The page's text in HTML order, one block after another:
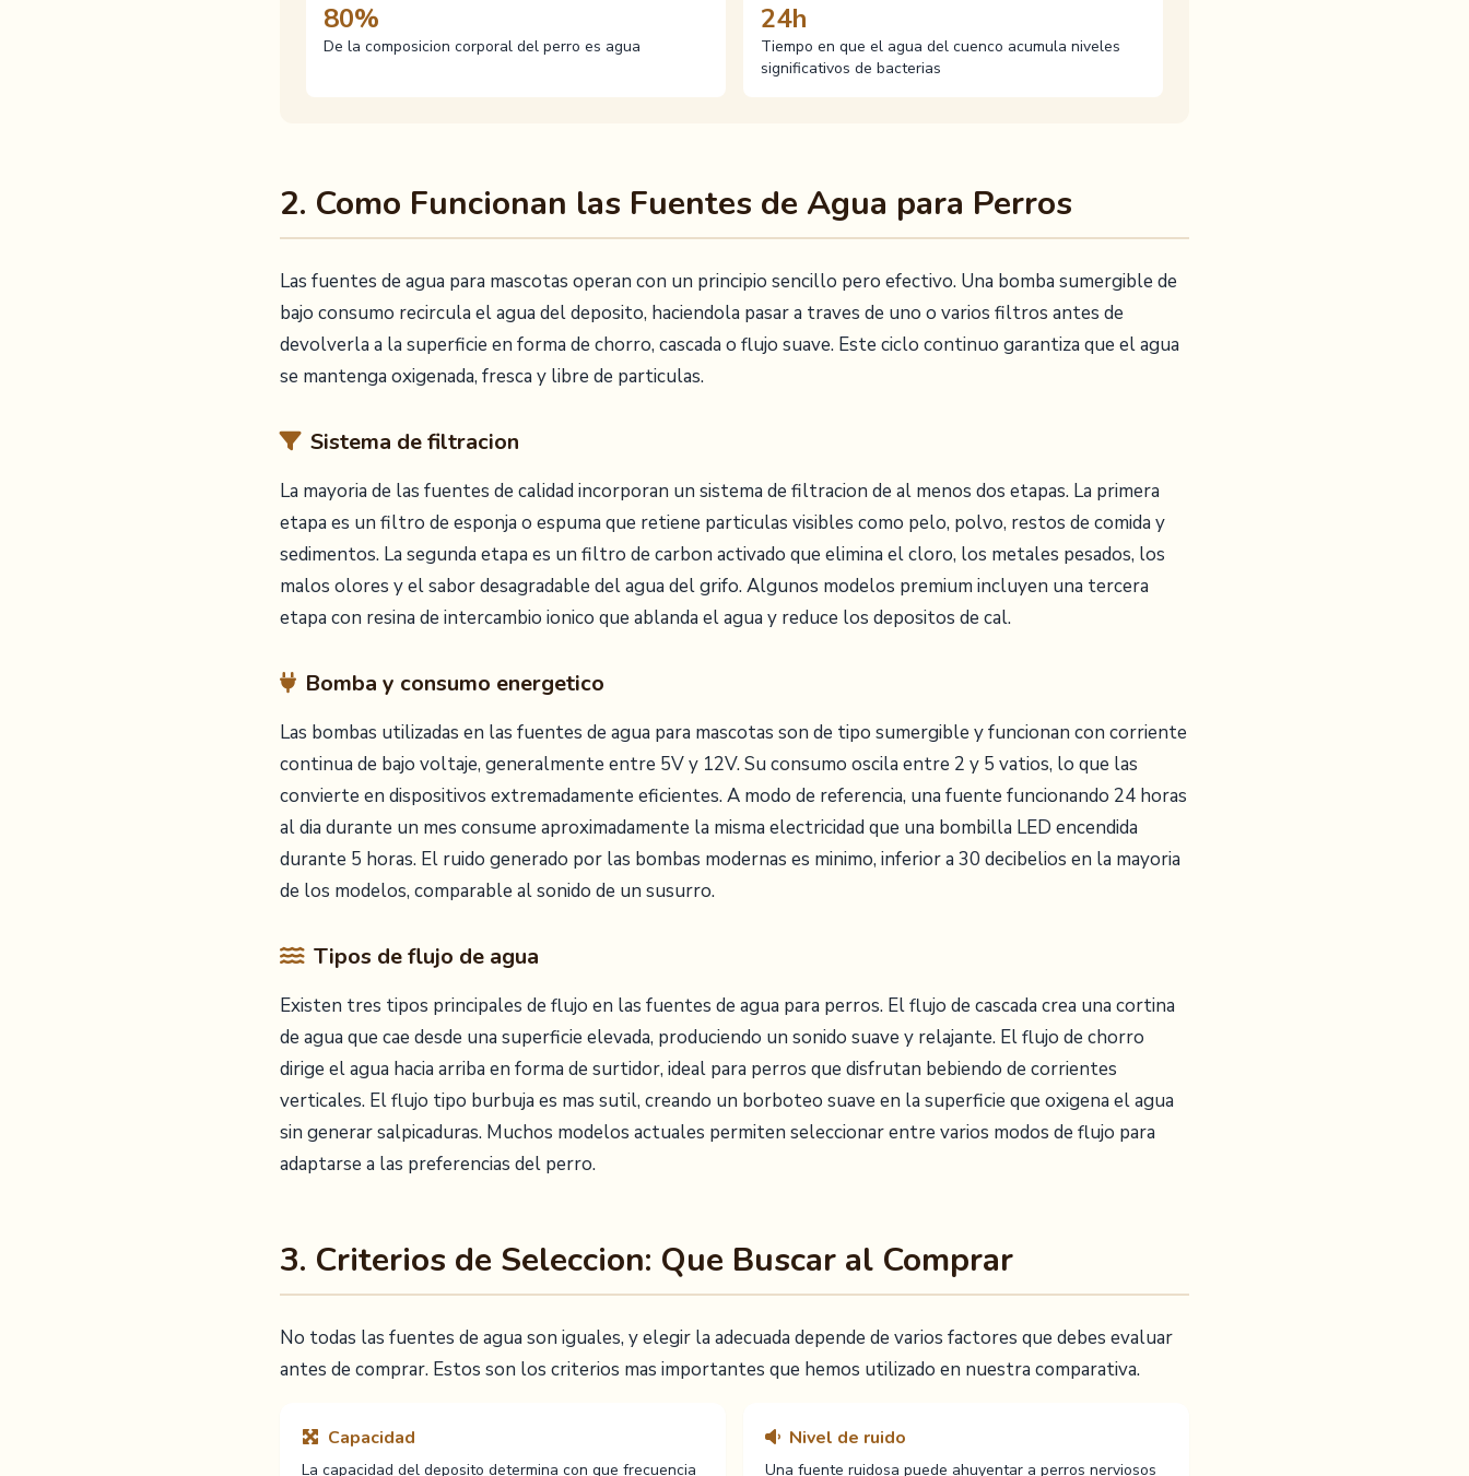
80%
De la composicion corporal del perro es agua
24h
Tiempo en que el agua del cuenco acumula niveles
significativos de bacterias
2. Como Funcionan las Fuentes de Agua para Perros
Las fuentes de agua para mascotas operan con un principio sencillo pero efectivo. Una bomba sumergible de
bajo consumo recircula el agua del deposito, haciendola pasar a traves de uno o varios filtros antes de
devolverla a la superficie en forma de chorro, cascada o flujo suave. Este ciclo continuo garantiza que el agua
se mantenga oxigenada, fresca y libre de particulas.
Sistema de filtracion
La mayoria de las fuentes de calidad incorporan un sistema de filtracion de al menos dos etapas. La primera
etapa es un filtro de esponja o espuma que retiene particulas visibles como pelo, polvo, restos de comida y
sedimentos. La segunda etapa es un filtro de carbon activado que elimina el cloro, los metales pesados, los
malos olores y el sabor desagradable del agua del grifo. Algunos modelos premium incluyen una tercera
etapa con resina de intercambio ionico que ablanda el agua y reduce los depositos de cal.
Bomba y consumo energetico
Las bombas utilizadas en las fuentes de agua para mascotas son de tipo sumergible y funcionan con corriente
continua de bajo voltaje, generalmente entre 5V y 12V. Su consumo oscila entre 2 y 5 vatios, lo que las
convierte en dispositivos extremadamente eficientes. A modo de referencia, una fuente funcionando 24 horas
al dia durante un mes consume aproximadamente la misma electricidad que una bombilla LED encendida
durante 5 horas. El ruido generado por las bombas modernas es minimo, inferior a 30 decibelios en la mayoria
de los modelos, comparable al sonido de un susurro.
Tipos de flujo de agua
Existen tres tipos principales de flujo en las fuentes de agua para perros. El flujo de cascada crea una cortina
de agua que cae desde una superficie elevada, produciendo un sonido suave y relajante. El flujo de chorro
dirige el agua hacia arriba en forma de surtidor, ideal para perros que disfrutan bebiendo de corrientes
verticales. El flujo tipo burbuja es mas sutil, creando un borboteo suave en la superficie que oxigena el agua
sin generar salpicaduras. Muchos modelos actuales permiten seleccionar entre varios modos de flujo para
adaptarse a las preferencias del perro.
3. Criterios de Seleccion: Que Buscar al Comprar
No todas las fuentes de agua son iguales, y elegir la adecuada depende de varios factores que debes evaluar
antes de comprar. Estos son los criterios mas importantes que hemos utilizado en nuestra comparativa.
Capacidad
La capacidad del deposito determina con que frecuencia
Nivel de ruido
Una fuente ruidosa puede ahuyentar a perros nerviosos